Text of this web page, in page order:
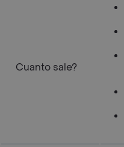
Cuanto sale?